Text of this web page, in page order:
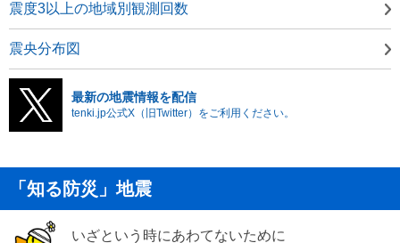
震度3以上の地域別観測回数
震央分布図
最新の地震情報を配信
tenki.jp公式X（旧Twitter）をご利用ください。
「知る防災」地震
いざという時にあわてないために